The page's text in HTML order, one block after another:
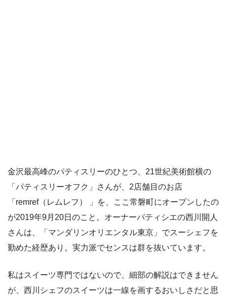
金沢最高峰のパティスリーのひとつ、21世紀美術館横の
「パティスリーオフク」さんが、2店舗目のお店
「remref（レムレフ） 」を、ここ常磐町にオープンしたの
が2019年9月20日のこと。オーナーパティシエの西川開人
さんは、「マンダリンオリエンタル東京」でスーシェフを
勤めた経歴あり。実力派でセンスは群を抜いています。
私はスイーツ専門ではないので、細部の解説はできません
が、西川シェフのスイーツは一線を画するおいしさだと思